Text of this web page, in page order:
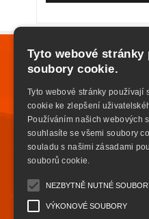
+420 776 085 559
Tyto webové stránky
soubory cookie.
Tyto webové stránky používají
cookie ke zlepšení
Používáním našich webových
souhlasíte se všemi soubory
souladu s našimi zásadami
souborů cookie.
NEZBYTNĚ NUTNÉ
VÝKONOVÉ SOUBORY